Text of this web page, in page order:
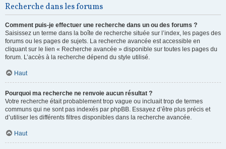
Recherche dans les forums
Comment puis-je effectuer une recherche dans un ou des forums ?
Saisissez un terme dans la boîte de recherche située sur l’index, les pages des
forums ou les pages de sujets. La recherche avancée est accessible en
cliquant sur le lien « Recherche avancée » disponible sur toutes les pages du
forum. L’accès à la recherche dépend du style utilisé.
Haut
Pourquoi ma recherche ne renvoie aucun résultat ?
Votre recherche était probablement trop vague ou incluait trop de termes
communs qui ne sont pas indexés par phpBB. Essayez d’être plus précis et
d’utiliser les différents filtres disponibles dans la recherche avancée.
Haut